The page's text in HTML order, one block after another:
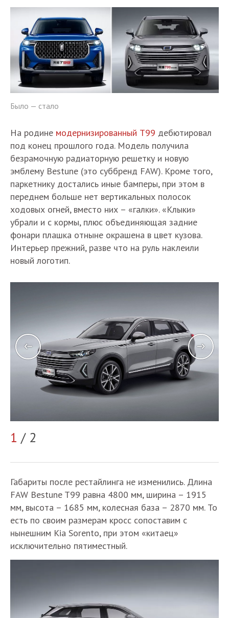
Было — стало
На родине модернизированный T99 дебютировал
под конец прошлого года. Модель получила
безрамочную радиаторную решетку и новую
эмблему Bestune (это суббренд FAW). Кроме того,
паркетнику достались иные бамперы, при этом в
переднем больше нет вертикальных полосок
ходовых огней, вместо них – «галки». «Клыки»
убрали и с кормы, плюс объединяющая задние
фонари плашка отныне окрашена в цвет кузова.
Интерьер прежний, разве что на руль наклеили
новый логотип.
1 / 2
Габариты после рестайлинга не изменились. Длина
FAW Bestune T99 равна 4800 мм, ширина – 1915
мм, высота – 1685 мм, колесная база – 2870 мм. То
есть по своим размерам кросс сопоставим с
нынешним Kia Sorento, при этом «китаец»
исключительно пятиместный.